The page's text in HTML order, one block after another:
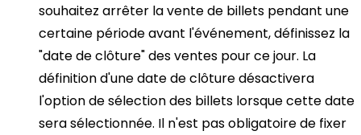
souhaitez arrêter la vente de billets pendant une
certaine période avant l'événement, définissez la
"date de clôture" des ventes pour ce jour. La
définition d'une date de clôture désactivera
l'option de sélection des billets lorsque cette date
sera sélectionnée. Il n'est pas obligatoire de fixer